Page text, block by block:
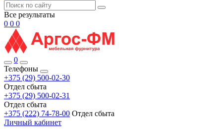
Все результаты
0 0 0
0
Телефоны
+375 (29) 500-02-30
Отдел сбыта
+375 (29) 500-02-31
Отдел сбыта
+375 (222) 74-78-00 Отдел сбыта
Личный кабинет